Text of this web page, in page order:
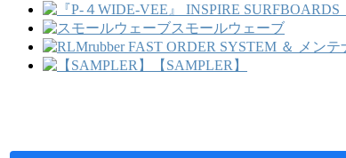
スモールウェーブ
【SAMPLER】